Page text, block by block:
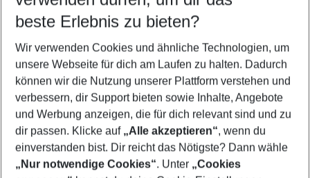
5-8 Nächte
2 Erwachsene Keine Kinder
Mehr Filter anzeigen
beste Erlebnis zu bieten?
Wir verwenden Cookies und ähnliche Technologien, um
unsere Webseite für dich am Laufen zu halten. Dadurch
können wir die Nutzung unserer Plattform verstehen und
verbessern, dir Support bieten sowie Inhalte, Angebote
und Werbung anzeigen, die für dich relevant sind und zu
dir passen. Klicke auf „Alle akzeptieren“, wenn du
einverstanden bist. Dir reicht das Nötigste? Dann wähle
„Nur notwendige Cookies“. Unter „Cookies